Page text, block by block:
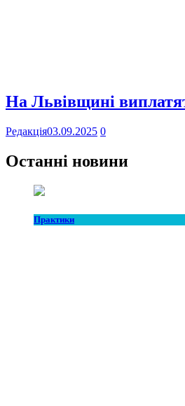
На Львівщині
Редакція03.09.2025 0
Останні новини
Практики